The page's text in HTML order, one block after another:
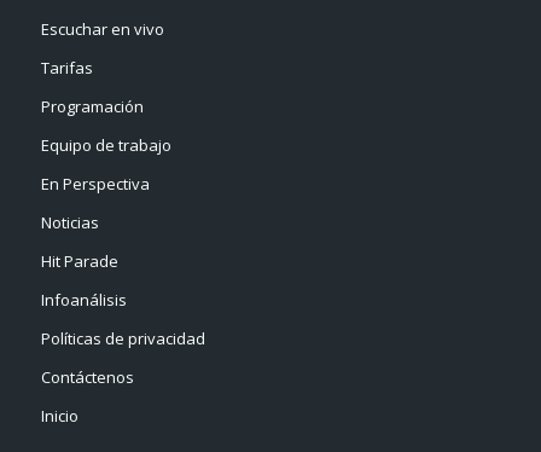
Escuchar en vivo
Tarifas
Programación
Equipo de trabajo
En Perspectiva
Noticias
Hit Parade
Infoanálisis
Políticas de privacidad
Contáctenos
Inicio